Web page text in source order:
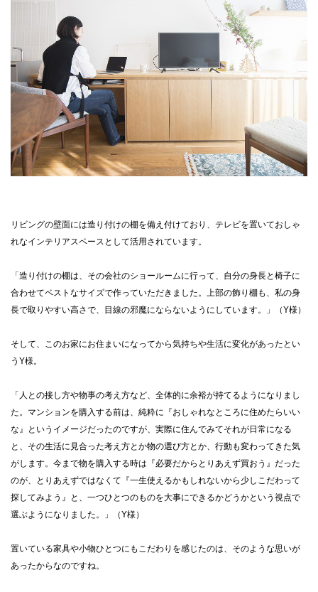
リビングの壁面には造り付けの棚を備え付けており、テレビを置いておしゃ
れなインテリアスペースとして活用されています。
「造り付けの棚は、その会社のショールームに行って、自分の身長と椅子に
合わせてベストなサイズで作っていただきました。上部の飾り棚も、私の身
長で取りやすい高さで、目線の邪魔にならないようにしています。」（Y様）
そして、このお家にお住まいになってから気持ちや生活に変化があったとい
うY様。
「人との接し方や物事の考え方など、全体的に余裕が持てるようになりまし
た。マンションを購入する前は、純粋に『おしゃれなところに住めたらいい
な』というイメージだったのですが、実際に住んでみてそれが日常になる
と、その生活に見合った考え方とか物の選び方とか、行動も変わってきた気
がします。今まで物を購入する時は『必要だからとりあえず買おう』だった
のが、とりあえずではなくて『一生使えるかもしれないから少しこだわって
探してみよう』と、一つひとつのものを大事にできるかどうかという視点で
選ぶようになりました。」（Y様）
置いている家具や小物ひとつにもこだわりを感じたのは、そのような思いが
あったからなのですね。